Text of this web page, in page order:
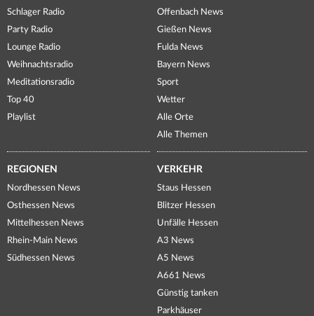
Schlager Radio
Party Radio
Lounge Radio
Weihnachtsradio
Meditationsradio
Top 40
Playlist
Offenbach News
Gießen News
Fulda News
Bayern News
Sport
Wetter
Alle Orte
Alle Themen
REGIONEN
Nordhessen News
Osthessen News
Mittelhessen News
Rhein-Main News
Südhessen News
VERKEHR
Staus Hessen
Blitzer Hessen
Unfälle Hessen
A3 News
A5 News
A661 News
Günstig tanken
Parkhäuser